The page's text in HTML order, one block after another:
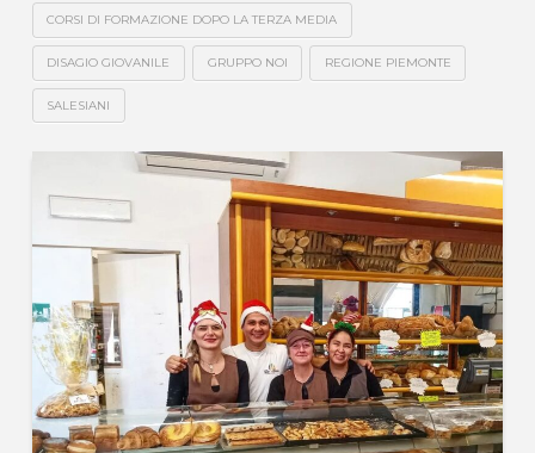
CORSI DI FORMAZIONE DOPO LA TERZA MEDIA
DISAGIO GIOVANILE GRUPPO NOI REGIONE PIEMONTE
SALESIANI